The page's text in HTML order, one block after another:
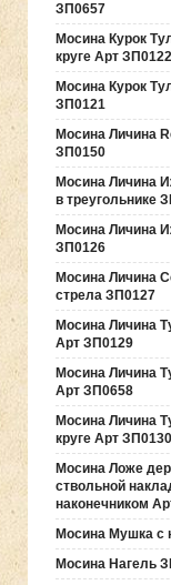
ЗП0657
Мосина Курок
круге Арт ЗП0122
Мосина Курок
ЗП0121
Мосина Личина
ЗП0150
Мосина Личина
в треугольнике
Мосина Личина
ЗП0126
Мосина Личина
стрела ЗП0127
Мосина Личина
Арт ЗП0129
Мосина Личина
Арт ЗП0658
Мосина Личина
круге Арт ЗП0130
Мосина Ложе
ствольной
наконечником
Мосина Мушка с
Мосина Нагель